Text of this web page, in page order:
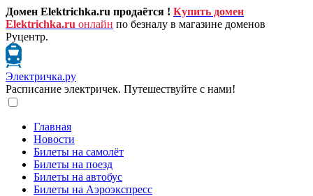
Домен Elektrichka.ru продаётся ! Купить домен
Elektrichka.ru онлайн по безналу в магазине доменов
Руцентр.
Электричка.ру
Расписание электричек. Путешествуйте с нами!
Главная
Новости
Билеты на самолёт
Билеты на поезд
Билеты на автобус
Билеты на Аэроэкспресс